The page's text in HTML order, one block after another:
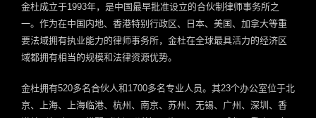
金杜成立于1993年，是中国最早批准设立的合伙制律师事务所之
一。作为在中国内地、香港特别行政区、日本、美国、加拿大等重
要法域拥有执业能力的律师事务所，金杜在全球最具活力的经济区
域都拥有相当的规模和法律资源优势。
金杜拥有520多名合伙人和1700多名专业人员。其23个办公室位于北
京、上海、上海临港、杭州、南京、苏州、无锡、广州、深圳、香